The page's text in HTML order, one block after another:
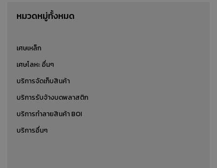
หมวดหมู่ทั้งหมด
เศษเหล็ก
เศษโลหะ อื่นๆ
บริการจัดเก็บสินค้า
บริการรับจ้างบดพลาสติก
บริการทำลายสินค้า BOI
บริการอื่นๆ